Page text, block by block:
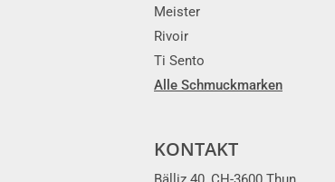
Meister
Rivoir
Ti Sento
Alle Schmuckmarken
KONTAKT